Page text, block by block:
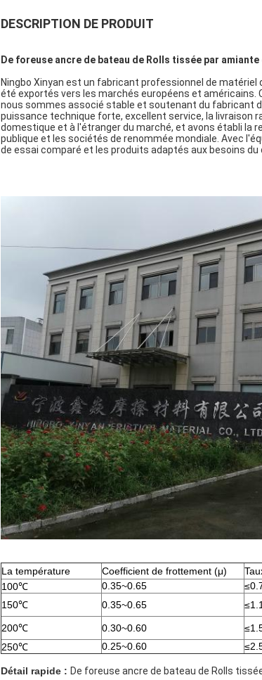
DESCRIPTION DE PRODUIT
De foreuse ancre de bateau de Rolls tissée par
Ningbo Xinyan est un fabricant professionnel de
été exportés vers les marchés européens et américains.
nous sommes associé stable et soutenant du fabricant
puissance technique forte, excellent service, la livraison
domestique et à l'étranger du marché, et avons établi la
publique et les sociétés de renommée mondiale. Avec
de essai comparé et les produits adaptés aux besoins
La température Coefficient de frottement (μ)
100℃
0.35~0.65
150℃ 0.35~0.65
200℃ 0.30~0.60
250℃ 0.25~0.60
Détail rapide : De foreuse ancre de bateau de Rolls